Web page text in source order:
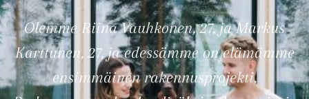
Olemme Riina Vauhkonen, 27, ja Markus
Karttunen, 27, ja edessämme on elämämme
ensimmäinen rakennusprojekti.